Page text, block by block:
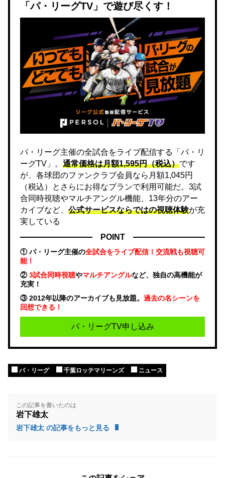
「パ・リーグTV」で遊び尽くす！
パ・リーグ主催の全試合をライブ配信する「パ・リ
ーグTV」。 通常価格は月額1,595円（税込）です
が、各球団のファンクラブ会員なら月額1,045円
（税込）とさらにお得なプランで利用可能だ。3試
合同時視聴やマルチアングル機能、13年分のアー
カイブなど、 公式サービスならではの視聴体験が充
実している
POINT
① パ・リーグ主催の全試合をライブ配信！交流戦も視聴可
能！
②3試合同時視聴やマルチアングルなど、独自の高機能が
充実！
③ 2012年以降のアーカイブも見放題。 過去の名シーンを
回想できる！
パ・リーグTV申し込み
パ・リーグ 千葉ロッテマリーンズ ニュース
この記事を書いたのは
岩下雄太
岩下雄太 の記事をもっと見る